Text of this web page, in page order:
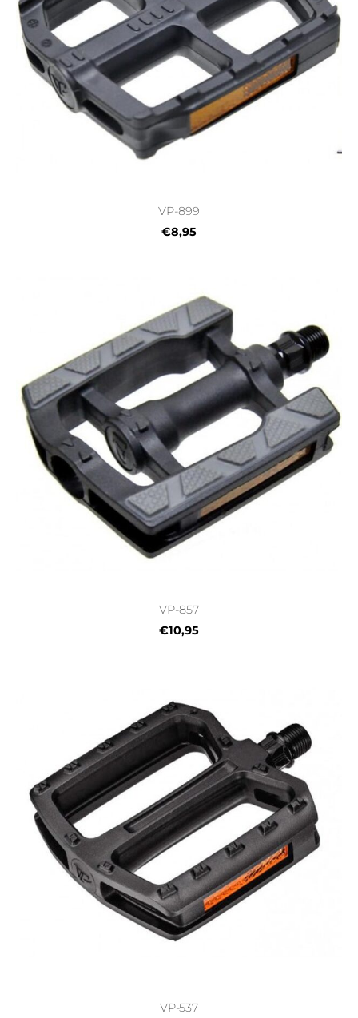
VP-899
€8,95
VP-857
€10,95
VP-537